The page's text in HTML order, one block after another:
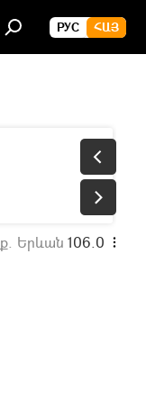
РУС ՀԱՅ
ք. Երևան 106.0